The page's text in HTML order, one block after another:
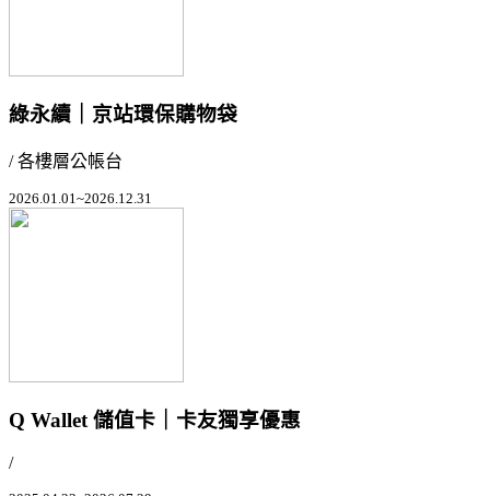
綠永續｜京站環保購物袋
/ 各樓層公帳台
2026.01.01~2026.12.31
Q Wallet 儲值卡｜卡友獨享優惠
/